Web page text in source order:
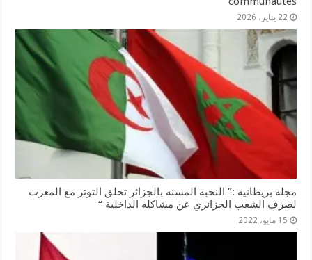
22 يناير، 2026
مجلة بريطانية :” النخبة المسنة بالجزائر تخلق التوتر مع المغرب
لصرف الشعب الجزائري عن مشاكله الداخلية “
15 مايو، 2022